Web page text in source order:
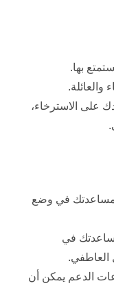
بها.
والعائلة.
على الاسترخاء،
مساعدتك في وضع
في
العاطفي.
الدعم يمكن أن